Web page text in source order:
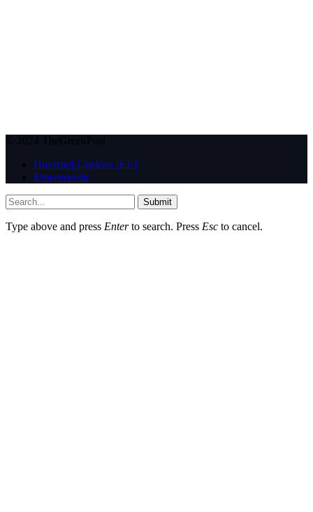
© 2024 TheGreekPost
Πολιτική Cookies (ΕΕ)
Επικοινωνία
Submit
Type above and press Enterto search. Press Esc to cancel.